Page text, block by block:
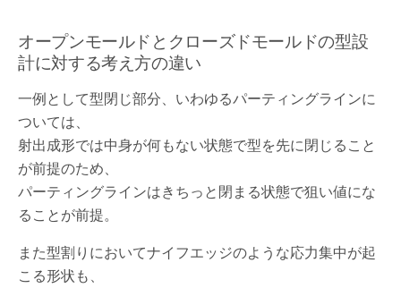
オープンモールドとクローズドモールドの型設
計に対する考え方の違い
一例として型閉じ部分、いわゆるパーティングラインに
ついては、
射出成形では中身が何もない状態で型を先に閉じること
が前提のため、
パーティングラインはきちっと閉まる状態で狙い値にな
ることが前提。
また型割りにおいてナイフエッジのような応力集中が起
こる形状も、